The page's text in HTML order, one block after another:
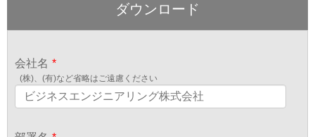
ダウンロード
会社名 *
(株)、(有)など省略はご遠慮ください